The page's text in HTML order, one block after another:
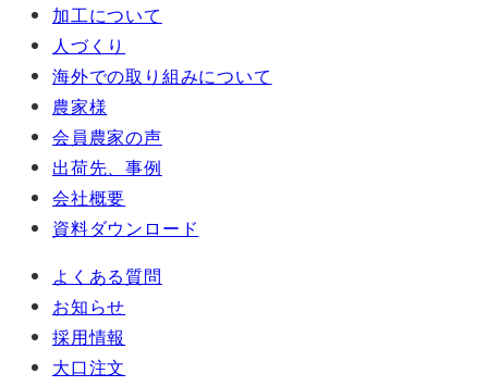
加工について
人づくり
海外での取り組みについて
農家様
会員農家の声
出荷先、事例
会社概要
資料ダウンロード
よくある質問
お知らせ
採用情報
大口注文